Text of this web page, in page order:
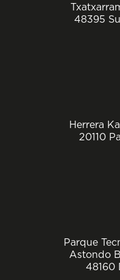
48395
Herrera
20110
Parque
Astondo
48160